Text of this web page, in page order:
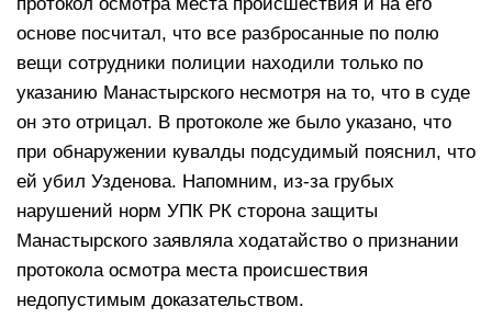
основе посчитал, что все разбросанные по полю
вещи сотрудники полиции находили только по
указанию Манастырского несмотря на то, что в суде
он это отрицал. В протоколе же было указано, что
при обнаружении кувалды подсудимый пояснил, что
ей убил Узденова. Напомним, из-за грубых
нарушений норм УПК РК сторона защиты
Манастырского заявляла ходатайство о признании
протокола осмотра места происшествия
недопустимым доказательством.